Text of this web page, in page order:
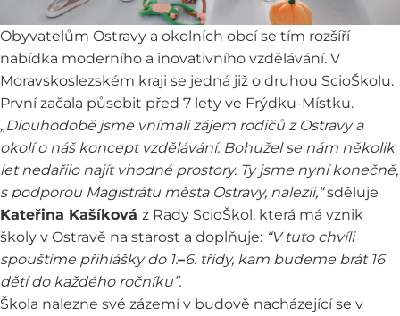
Obyvatelům Ostravy a okolních obcí se tím rozšíří
nabídka moderního a inovativního vzdělávání. V
Moravskoslezském kraji se jedná již o druhou ScioŠkolu.
První začala působit před 7 lety ve Frýdku-Místku.
„Dlouhodobě jsme vnímali zájem rodičů z Ostravy a
okolí o náš koncept vzdělávání. Bohužel se nám několik
let nedařilo najít vhodné prostory. Ty jsme nyní konečně,
s podporou Magistrátu města Ostravy, nalezli,“sděluje
Kateřina Kašíková z Rady ScioŠkol, která má vznik
školy v Ostravě na starost a doplňuje: “V tuto chvíli
spouštíme přihlášky do 1.–6. třídy, kam budeme brát 16
dětí do každého ročníku”.
Škola nalezne své zázemí v budově nacházející se v